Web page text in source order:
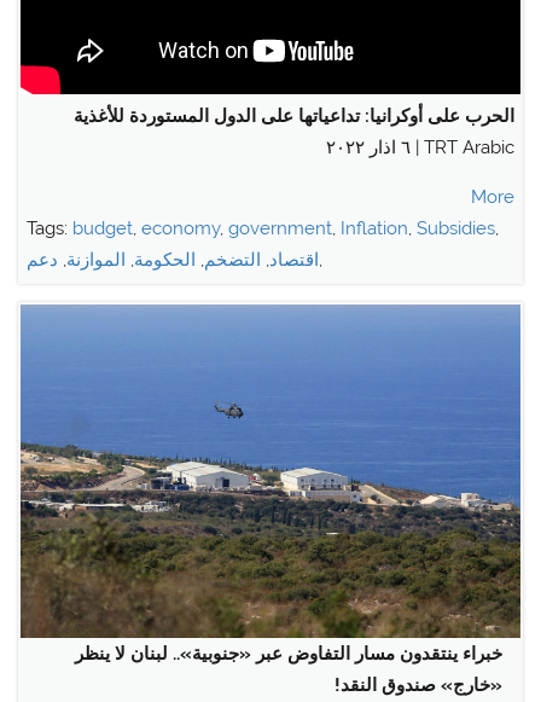
الحرب على أوكرانيا: تداعياتها على الدول المستوردة للأغذية
TRT Arabic | ٦ اذار ٢٠٢٢
More
Tags: budget, economy, government, Inflation, Subsidies,
اقتصاد, التضخم, الحكومة, الموازنة, دعم ,
خبراء ينتقدون مسار التفاوض عبر «جنوبية».. لبنان لا ينظر
«خارج» صندوق النقد!